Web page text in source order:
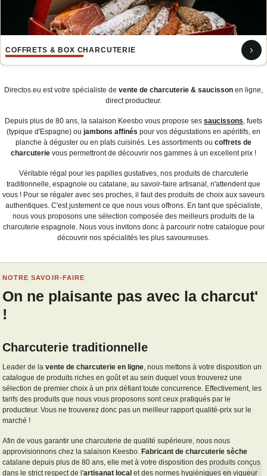
COFFRETS & BOX CHARCUTERIE ›
Directos.eu est votre spécialiste de vente de charcuterie & saucisson en ligne,
direct producteur.
Depuis plus de 80 ans, la salaison Keesbo vous propose ses saucissons , fuets
(typique d'Espagne) ou jambons affinés pour vos dégustations en apéritifs, en
planche à déguster ou en plats cuisinés. Les assortiments ou coffrets de
charcuterie vous permettront de découvrir nos gammes à un excellent prix !
Véritable régal pour les papilles gustatives, nos produits de charcuterie
traditionnelle, espagnole ou catalane, au savoir-faire artisanal, n'attendent que
vous ! Pour se régaler avec ses proches, il faut des produits de choix aux saveurs
authentiques. C'est justement ce que nous vous offrons. En tant que spécialiste,
nous vous proposons une sélection composée des meilleurs produits de la
charcuterie espagnole. Nous vous invitons donc à parcourir notre catalogue pour
découvrir nos spécialités les plus savoureuses.
NOTRE SAVOIR-FAIRE
On ne plaisante pas avec la charcut'
!
Charcuterie traditionnelle
Leader de la vente de charcuterie en ligne , nous mettons à votre disposition un
catalogue de produits riches en goût et au sein duquel vous trouverez une
sélection de premier choix à un prix défiant toute concurrence. Effectivement, les
tarifs des produits que nous vous proposons sont ceux pratiqués par le
producteur. Vous ne trouverez donc pas un meilleur rapport qualité-prix sur le
marché !
Afin de vous garantir une charcuterie de qualité supérieure, nous nous
approvisionnons chez la salaison Keesbo. Fabricant de charcuterie sèche
catalane depuis plus de 80 ans, elle met à votre disposition des produits conçus
dans le strict respect de l'artisanat local et des normes hygiéniques en vigueur